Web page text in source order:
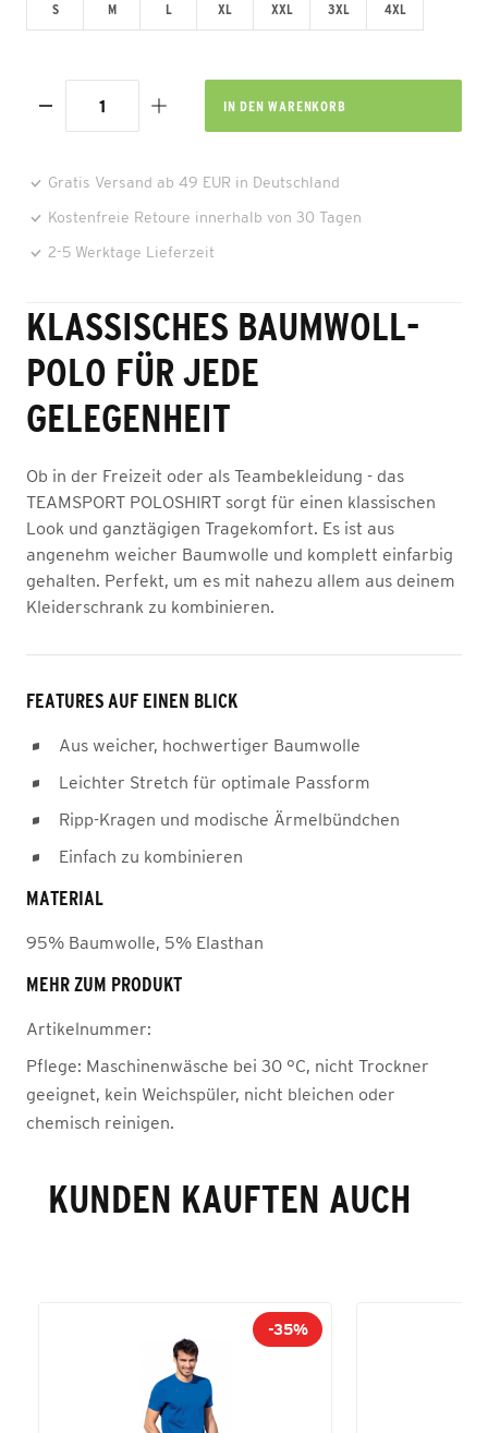
S M L XL XXL 3XL 4XL
IN DEN WARENKORB
Gratis Versand ab 49 EUR in Deutschland
Kostenfreie Retoure innerhalb von 30 Tagen
2-5 Werktage Lieferzeit
KLASSISCHES BAUMWOLL-
POLO FÜR JEDE
GELEGENHEIT
Ob in der Freizeit oder als Teambekleidung - das
TEAMSPORT POLOSHIRT sorgt für einen klassischen
Look und ganztägigen Tragekomfort. Es ist aus
angenehm weicher Baumwolle und komplett einfarbig
gehalten. Perfekt, um es mit nahezu allem aus deinem
Kleiderschrank zu kombinieren.
FEATURES AUF EINEN BLICK
Aus weicher, hochwertiger Baumwolle
Leichter Stretch für optimale Passform
Ripp-Kragen und modische Ärmelbündchen
Einfach zu kombinieren
MATERIAL
95% Baumwolle, 5% Elasthan
MEHR ZUM PRODUKT
Artikelnummer:
Pflege: Maschinenwäsche bei 30 °C, nicht Trockner
geeignet, kein Weichspüler, nicht bleichen oder
chemisch reinigen.
KUNDEN KAUFTEN AUCH
-35%